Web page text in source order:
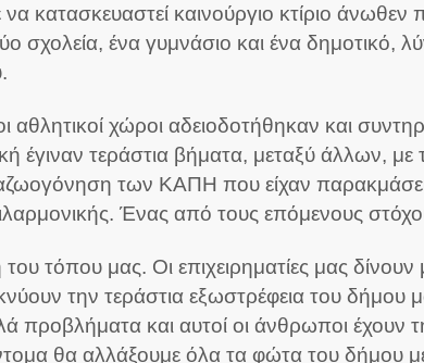
κατασκευαστεί καινούργιο κτίριο
σχολεία, ένα γυμνάσιο και ένα δημοτικό,
αθλητικοί χώροι αδειοδοτήθηκαν και
έγιναν τεράστια βήματα, μεταξύ άλλων,
των ΚΑΠΗ που είχαν
Ένας από τους επόμενους
τόπου μας. Οι επιχειρηματίες μας
την τεράστια εξωστρέφεια του
προβλήματα και αυτοί οι άνθρωποι
θα αλλάξουμε όλα τα φώτα του δήμου